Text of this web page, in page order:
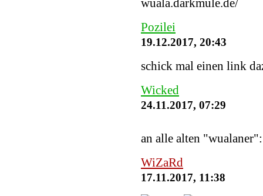
Pozilei
19.12.2017, 20:43
schick mal einen link
Wicked
24.11.2017, 07:29
an alle alten
WiZaRd
17.11.2017, 11:38